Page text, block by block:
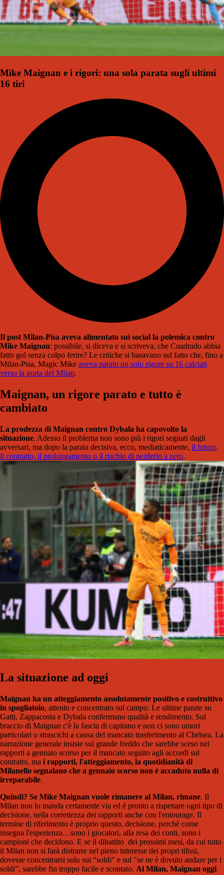
Mike Maignan e i rigori: una sola parata sugli ultimi
16 tiri
Il post Milan-Pisa aveva alimentato sui social la polemica contro
Mike Maignan: possibile, si diceva e si scriveva, che Cuadrado abbia
fatto gol senza colpo ferire? Le critiche si basavano sul fatto che, fino a
Milan-Pisa, Magic Mike aveva parato un solo rigore su 16 calciati
verso la porta del Milan.
Maignan, un rigore parato e tutto è
cambiato
La prodezza di Maignan contro Dybala ha capovolto la
situazione. Adesso il problema non sono più i rigori segnati dagli
avversari, ma dopo la parata decisiva, ecco, mediaticamente, il futuro,
il contratto, il prolungamento o il rischio di perderlo a zero.
La situazione ad oggi
Maignan ha un atteggiamento assolutamente positivo e costruttivo
in spogliatoio, attento e concentrato sul campo. Le ultime parate su
Gatti, Zappacosta e Dybala confermano qualità e rendimento. Sul
braccio di Maignan c'è la fascia di capitano e non ci sono umori
particolari o strascichi a causa del mancato trasferimento al Chelsea. La
narrazione generale insiste sul grande freddo che sarebbe sceso nei
rapporti a gennaio scorso per il mancato seguito agli accordi sul
contratto, ma i rapporti, l'atteggiamento, la quotidianità di
Milanello segnalano che a gennaio scorso non è accaduto nulla di
irreparabile.
Quindi? Se Mike Maignan vuole rimanere al Milan, rimane. Il
Milan non lo manda certamente via ed è pronto a rispettare ogni tipo di
decisione, nella correttezza dei rapporti anche con l'entourage. Il
termine di riferimento è proprio questo, decisione, perchè come
insegna l'esperienza…sono i giocatori, alla resa dei conti, sono i
campioni che decidono. E se il dibattito dei prossimi mesi, da cui tutto
il Milan non si farà distrarre nel pieno interesse dei propri tifosi,
dovesse concentrarsi solo sui “soldi" e sul "se ne è dovuto andare per i
soldi”, sarebbe fin troppo facile e scontato. Al Milan, Maignan oggi